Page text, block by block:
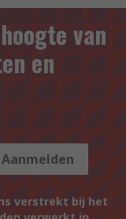
van
en
Aanmelden
verstrekt bij het